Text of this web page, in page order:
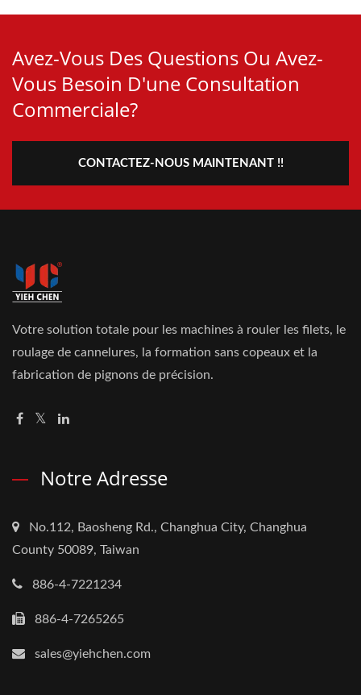
Avez-Vous Des Questions Ou Avez-
Vous Besoin D'une Consultation
Commerciale?
CONTACTEZ-NOUS MAINTENANT !!
Votre solution totale pour les machines à rouler les filets, le
roulage de cannelures, la formation sans copeaux et la
fabrication de pignons de précision.
Notre Adresse
No.112, Baosheng Rd., Changhua City, Changhua
County 50089, Taiwan
886-4-7221234
886-4-7265265
sales@yiehchen.com